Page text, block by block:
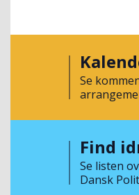
Se
Find
Se listen
Dansk